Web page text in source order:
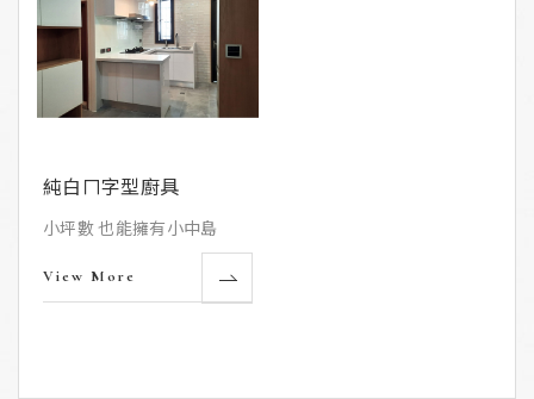
純白ㄇ字型廚具
小坪數 也能擁有小中島
View More